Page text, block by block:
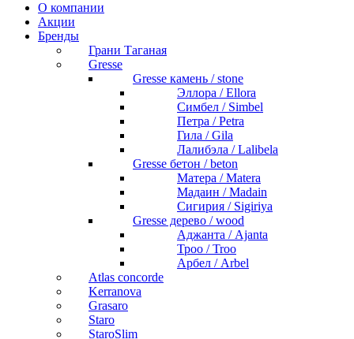
О компании
Акции
Бренды
Грани Таганая
Gresse
Gresse камень / stone
Эллора / Ellora
Симбел / Simbel
Петра / Petra
Гила / Gila
Лалибэла / Lalibela
Gresse бетон / beton
Матера / Matera
Мадаин / Madain
Сигирия / Sigiriya
Gresse дерево / wood
Аджанта / Ajanta
Троо / Troo
Арбел / Arbel
Atlas concorde
Kerranova
Grasaro
Staro
StaroSlim